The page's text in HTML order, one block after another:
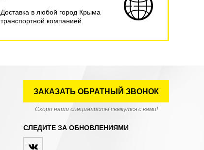
Доставка в любой город Крыма
транспортной компанией.
ЗАКАЗАТЬ ОБРАТНЫЙ ЗВОНОК
Скоро наши специалисты свяжутся с вами!
СЛЕДИТЕ ЗА ОБНОВЛЕНИЯМИ